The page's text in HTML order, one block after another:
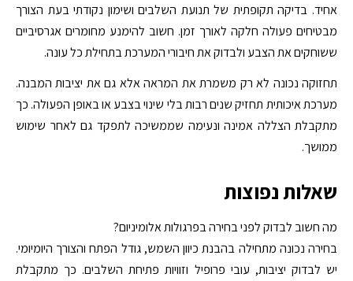
אחיד. בדיקה תקופתית של תנועת השלבים ושימון נקודתי בעת הצורך
מבטיחים פעולה חלקה לאורך זמן. חשוב להימנע מחומרים אגרסיביים
ששוחקים את הצבע ולבדוק את חיבורי המערכת בתחילת כל עונה.
תחזוקה נכונה לא רק משמרת את המראה אלא גם את יציבות המבנה.
מערכת איכותית תחזיק שנים רבות בלי שינוי בצבע או באופן הפעולה. כך
מתקבלת הצללה אמינה ונעימה שממשיכה לתפקד גם לאחר שימוש
ממושך.
שאלות נפוצות
מה חשוב לבדוק לפני בחירה בפרגולות אלומיניום?
בחירה נכונה מתחילה בהבנת כיוון השמש, גודל הפתח והצורך היומיומי.
יש לבדוק יציבות, עובי פרופיל וזוויות פתיחת השלבים. כך מתקבלת